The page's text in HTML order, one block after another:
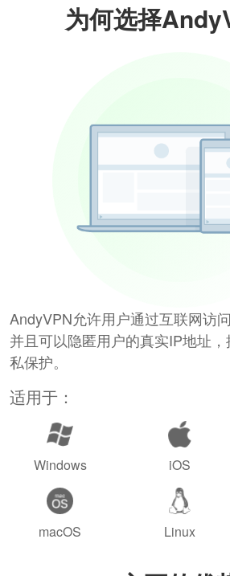
为何选择
AndyVPN允许用户通过互联网访
并且可以隐匿用户的真实IP地址
私保护。
适用于：
Windows iOS
macOS Linux